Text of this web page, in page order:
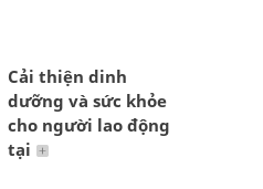
Cải thiện dinh
dưỡng và sức khỏe
cho người lao động
tại